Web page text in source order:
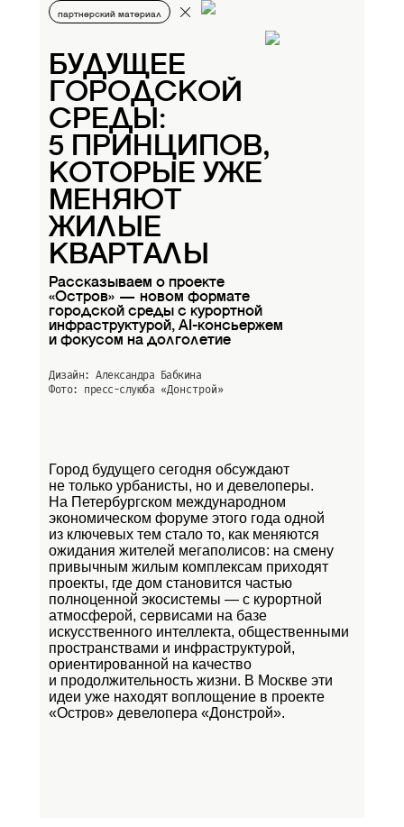
партнерский материал
БУДУЩЕЕ
ГОРОДСКОЙ
СРЕДЫ:
5 ПРИНЦИПОВ,
КОТОРЫЕ УЖЕ
МЕНЯЮТ
ЖИЛЫЕ
КВАРТАЛЫ
Рассказываем о проекте
«Остров» — новом формате
городской среды с курортной
инфраструктурой, AI-консьержем
и фокусом на долголетие
Дизайн: Александра Бабкина
Фото: пресс-слуюба «Донстрой»
Город будущего сегодня обсуждают
не только урбанисты, но и девелоперы.
На Петербургском международном
экономическом форуме этого года одной
из ключевых тем стало то, как меняются
ожидания жителей мегаполисов: на смену
привычным жилым комплексам приходят
проекты, где дом становится частью
полноценной экосистемы — с курортной
атмосферой, сервисами на базе
искусственного интеллекта, общественными
пространствами и инфраструктурой,
ориентированной на качество
и продолжительность жизни. В Москве эти
идеи уже находят воплощение в проекте
«Остров» девелопера «Донстрой».